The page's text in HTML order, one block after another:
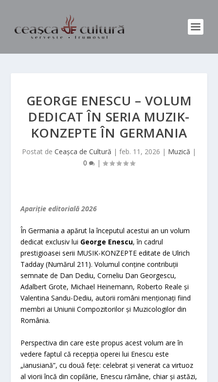
GEORGE ENESCU – VOLUM
DEDICAT ÎN SERIA MUZIK-
KONZEPTE ÎN GERMANIA
Postat de Ceașca de Cultură | feb. 11, 2026 | Muzică |
0
|
Apariţie editorială 2026
În Germania a apărut la începutul acestui an un volum
dedicat exclusiv lui George Enescu, în cadrul
prestigioasei serii MUSIK-KONZEPTE editate de Ulrich
Tadday (Numărul 211). Volumul conţine contribuții
semnate de Dan Dediu, Corneliu Dan Georgescu,
Adalbert Grote, Michael Heinemann, Roberto Reale și
Valentina Sandu-Dediu, autorii români menţionaţi fiind
membri ai Uniunii Compozitorilor şi Muzicologilor din
România.
Perspectiva din care este propus acest volum are în
vedere faptul că recepția operei lui Enescu este
„ianusiană”, cu două fețe: celebrat și venerat ca virtuoz
al viorii încă din copilărie, Enescu rămâne, chiar și astăzi,